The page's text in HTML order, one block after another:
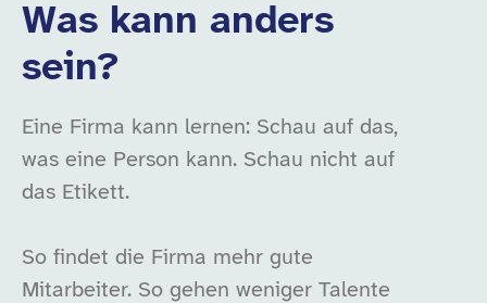
Was kann anders
sein?
Eine Firma kann lernen: Schau auf das,
was eine Person kann. Schau nicht auf
das Etikett.
So findet die Firma mehr gute
Mitarbeiter. So gehen weniger Talente